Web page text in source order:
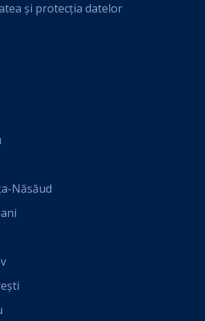
și protecția datelor
Năsăud